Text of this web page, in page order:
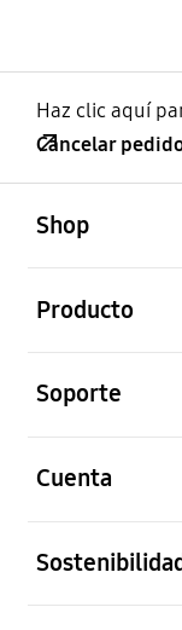
Haz clic aquí
Cancelar
Shop
Producto
Soporte
Cuenta